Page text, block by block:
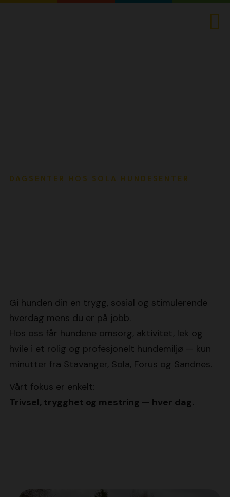
DAGSENTER HOS SOLA HUNDESENTER
Gi hunden din en trygg, sosial og stimulerende
hverdag mens du er på jobb.
Hos oss får hundene omsorg, aktivitet, lek og
hvile i et rolig og profesjonelt hundemiljø — kun
minutter fra Stavanger, Sola, Forus og Sandnes.
Vårt fokus er enkelt:
Trivsel, trygghet og mestring — hver dag.